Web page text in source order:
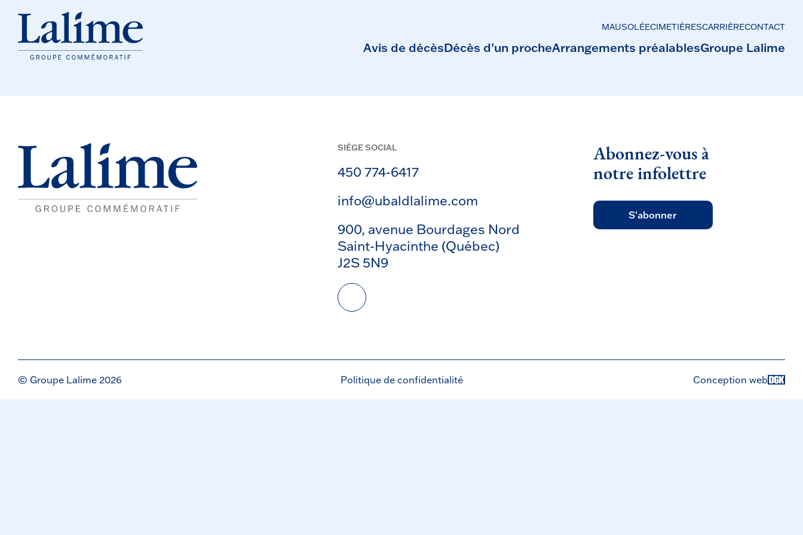
MAUSOLÉECIMETIÈRESCARRIÈRECONTACT
Avis de décèsDécès d'un procheArrangements préalablesGroupe Lalime
SIÈGE SOCIAL
450 774-6417
info@ubaldlalime.com
900, avenue Bourdages Nord
Saint-Hyacinthe (Québec)
J2S 5N9
Abonnez-vous à
notre infolettre
S'abonner
© Groupe Lalime 2026 Politique de confidentialité Conception web